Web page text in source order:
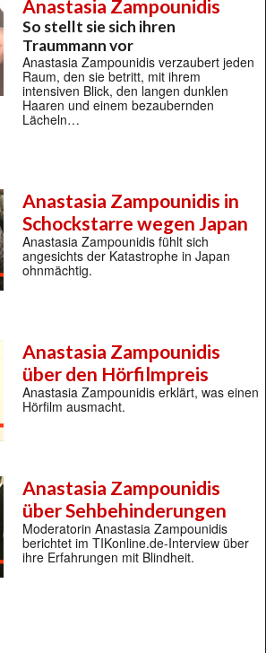
Anastasia Zampounidis
So stellt sie sich ihren
Traummann vor
Anastasia Zampounidis verzaubert jeden
Raum, den sie betritt, mit ihrem
intensiven Blick, den langen dunklen
Haaren und einem bezaubernden
Lächeln…
Anastasia Zampounidis in
Schockstarre wegen Japan
Anastasia Zampounidis fühlt sich
angesichts der Katastrophe in Japan
ohnmächtig.
Anastasia Zampounidis
über den Hörfilmpreis
Anastasia Zampounidis erklärt, was einen
Hörfilm ausmacht.
Anastasia Zampounidis
über Sehbehinderungen
Moderatorin Anastasia Zampounidis
berichtet im TIKonline.de-Interview über
ihre Erfahrungen mit Blindheit.